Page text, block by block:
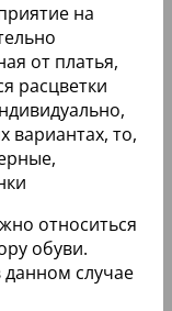
на
от платья,
расцветки
вариантах, то,
относиться
обуви.
случае